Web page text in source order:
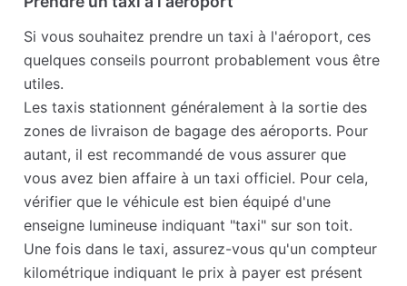
Si vous souhaitez prendre un taxi à l'aéroport, ces
quelques conseils pourront probablement vous être
utiles.
Les taxis stationnent généralement à la sortie des
zones de livraison de bagage des aéroports. Pour
autant, il est recommandé de vous assurer que
vous avez bien affaire à un taxi officiel. Pour cela,
vérifier que le véhicule est bien équipé d'une
enseigne lumineuse indiquant "taxi" sur son toit.
Une fois dans le taxi, assurez-vous qu'un compteur
kilométrique indiquant le prix à payer est présent